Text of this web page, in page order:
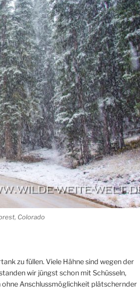
Colorado
zu füllen. Viele Hähne sind wegen der
wir jüngst schon mit Schüsseln,
Anschlussmöglichkeit plätschernder